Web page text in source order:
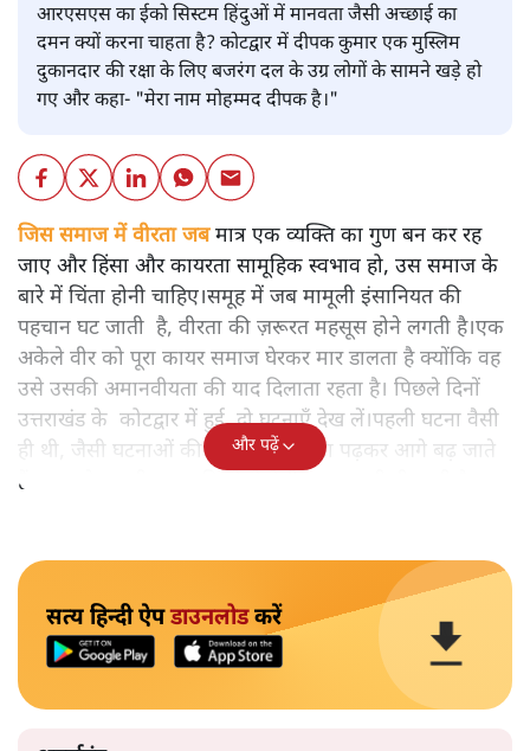
आरएसएस का ईको सिस्टम हिंदुओं में मानवता जैसी अच्छाई का
दमन क्यों करना चाहता है? कोटद्वार में दीपक कुमार एक मुस्लिम
दुकानदार की रक्षा के लिए बजरंग दल के उग्र लोगों के सामने खड़े हो
गए और कहा- "मेरा नाम मोहम्मद दीपक है।"
जिस समाज में वीरता जबमात्र एक व्यक्ति का गुण बन कर रह
जाए और हिंसा और कायरता सामूहिक स्वभाव हो, उस समाज के
बारे में चिंता होनी चाहिए।समूह में जब मामूली इंसानियत की
पहचान घट जाती है, वीरता की ज़रूरत महसूस होने लगती है।एक
अकेले वीर को पूरा कायर समाज घेरकर मार डालता है क्योंकि वह
उसे उसकी अमानवीयता की याद दिलाता रहता है। पिछले दिनों
उत्तराखंड के कोटद्वार में हुई दो घटनाएँ देख लें।पहली घटना वैसी
ही थी, जैसी घटनाओं की खबर हम रोज़ाना पढ़कर आगे बढ़ जाते
हैं।भारत के तक़रीबन हर हिस्से से ऐसी खबर आती ही रहती है।
और पढ़ें
सत्य हिन्दी ऐपडाउनलोडकरें